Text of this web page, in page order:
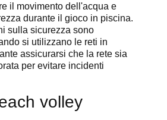
il movimento dell'acqua e
durante il gioco in piscina.
sulla sicurezza sono
si utilizzano le reti in
assicurarsi che la rete sia
per evitare incidenti
volley